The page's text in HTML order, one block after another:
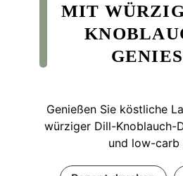
MIT
Genießen Sie köstliche
würziger Dill-Knoblauch-
und low-carb